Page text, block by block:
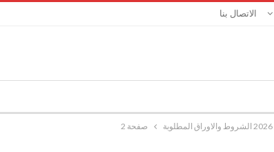
الاتصال بنا
صفحة 2